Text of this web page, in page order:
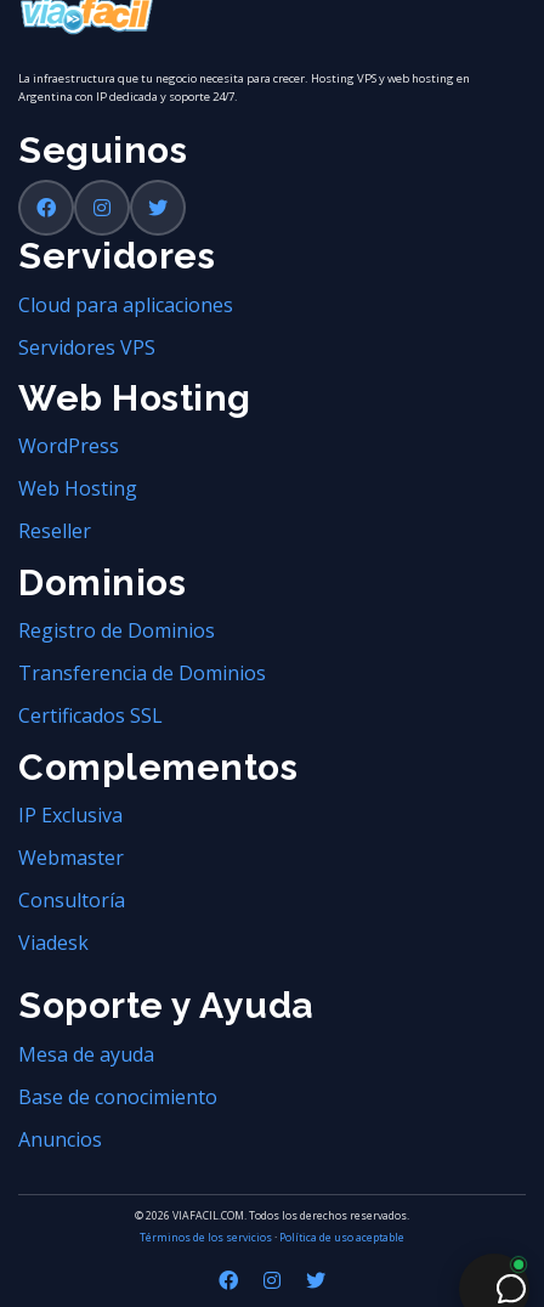
La infraestructura que tu negocio necesita para crecer. Hosting VPS y web hosting en
Argentina con IP dedicada y soporte 24/7.
Seguinos
Servidores
Cloud para aplicaciones
Servidores VPS
Web Hosting
WordPress
Web Hosting
Reseller
Dominios
Registro de Dominios
Transferencia de Dominios
Certificados SSL
Complementos
IP Exclusiva
Webmaster
Consultoría
Viadesk
Soporte y Ayuda
Mesa de ayuda
Base de conocimiento
Anuncios
© 2026 VIAFACIL.COM. Todos los derechos reservados.
Términos de los servicios· Política de uso aceptable